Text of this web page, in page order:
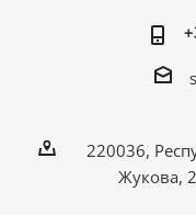
220036,
Жукова,